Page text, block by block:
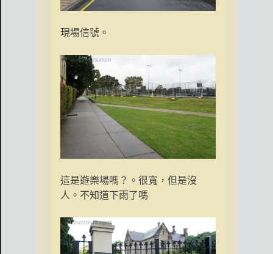
現場信號。
這是遊樂場嗎？。很寬，但是沒
人。不知道下雨了嗎